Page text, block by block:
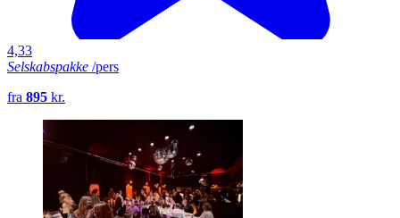
4,33
Selskabspakke /pers
fra 895 kr.